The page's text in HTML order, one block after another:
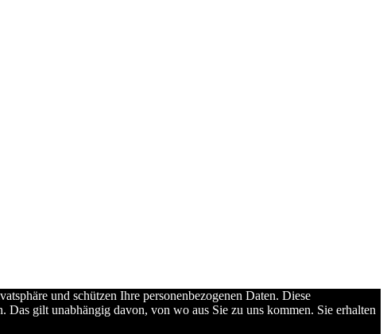
und schützen Ihre personenbezogenen Daten. Diese
gilt unabhängig davon, von wo aus Sie zu uns kommen. Sie erhalten